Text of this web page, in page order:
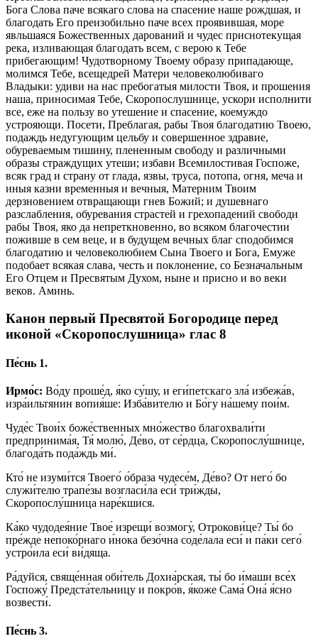
Бога Слова паче всякаго слова на спасение наше рождшая, и
благодать Его преизобильно паче всех проявившая, море
явльшаяся Божественных дарований и чудес приснотекущая
река, изливающая благодать всем, с верою к Тебе
прибегающим! Чудотворному Твоему образу припадающе,
молимся Тебе, всещедрей Матери человеколюбиваго
Владыки: удиви на нас пребогатыя милости Твоя, и прошения
наша, приносимая Тебе, Скоропослушнице, ускори исполнити
все, еже на пользу во утешение и спасение, коемуждо
устрояющи. Посети, Преблагая, рабы Твоя благодатию Твоею,
подаждь недугующим цельбу и совершенное здравие,
обуреваемым тишину, плененным свободу и различными
образы страждущих утеши; избави Всемилостивая Госпоже,
всяк град и страну от глада, язвы, труса, потопа, огня, меча и
иныя казни временныя и вечныя, Матерним Твоим
дерзновением отвращающи гнев Божий; и душевнаго
разслабления, обуревания страстей и грехопадений свободи
рабы Твоя, яко да непреткновенно, во всяком благочестии
поживше в сем веце, и в будущем вечных благ сподобимся
благодатию и человеколюбием Сына Твоего и Бога, Емуже
подобает всякая слава, честь и поклонение, со Безначальным
Его Отцем и Пресвятым Духом, ныне и присно и во веки
веков. Аминь.
Канон первый Пресвятой Богородице перед
иконой «Скоропослушница» глас 8
Пе́снь 1.
Ирмо́с: Во́ду проше́д, я́ко су́шу, и еги́петскаго зла́ избежа́в,
изра́ильтянин вопия́ше: Изба́вителю и Бо́гу на́шему пои́м.
Чуде́с Твои́х боже́ственных мно́жество благохвали́ти
предпринима́я, Тя́ молю́, Де́во, от се́рдца, Скоропослу́шнице,
благода́ть пода́ждь ми́.
Кто́ не изуми́тся Твоего́ о́браза чудесе́м, Де́во? От него́ бо
служи́телю трапе́зы возгласи́ла еси́ три́жды,
Скоропослу́шница наре́кшися.
Ка́ко чудодея́ние Твое́ изрещи́ возмогу́, Отрокови́це? Ты́ бо
пре́жде непоко́рнаго и́нока безо́чна соде́лала еси́ и па́ки сего́
устро́ила еси́ ви́дяща.
Ра́дуйся, свяще́нная оби́тель Дохиа́рская, ты́ бо и́маши все́х
Госпожу́ Предста́тельницу и покро́в, я́коже Сама́ Она́ я́сно
возвести́.
Пе́снь 3.